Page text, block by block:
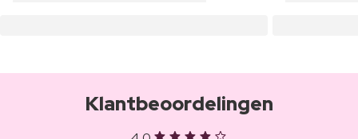
Klantbeoordelingen